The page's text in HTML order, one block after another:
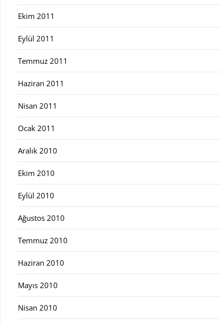
Ekim 2011
Eylül 2011
Temmuz 2011
Haziran 2011
Nisan 2011
Ocak 2011
Aralık 2010
Ekim 2010
Eylül 2010
Ağustos 2010
Temmuz 2010
Haziran 2010
Mayıs 2010
Nisan 2010